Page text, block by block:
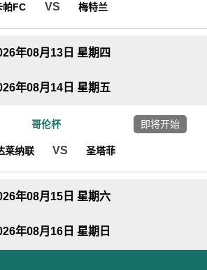
帕FC VS 梅特兰
年08月13日 星期四
年08月14日 星期五
哥伦杯
莱纳联 VS 圣塔菲
即将开始
年08月15日 星期六
年08月16日 星期日